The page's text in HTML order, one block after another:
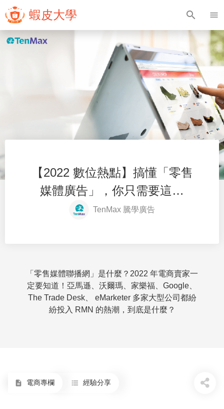
蝦皮大學 search menu
【2022 數位熱點】搞懂「零售
媒體廣告」，你只需要這一
篇！
TenMax 騰學廣告
「零售媒體聯播網」是什麼？2022 年電商賣家一
定要知道！亞馬遜、沃爾瑪、家樂福、Google、
The Trade Desk、 eMarketer 多家大型公司都紛
紛投入 RMN 的熱潮，到底是什麼？
description 電商專欄 format_list_bulleted 經驗分享